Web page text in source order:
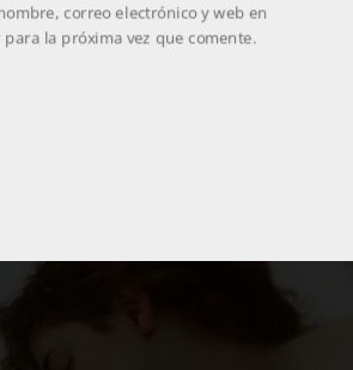
correo electrónico y web en
para la próxima vez que comente.